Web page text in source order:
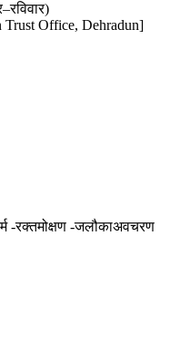
Trust Office, Dehradun]
-रक्तमोक्षण -जलौकाअवचरण